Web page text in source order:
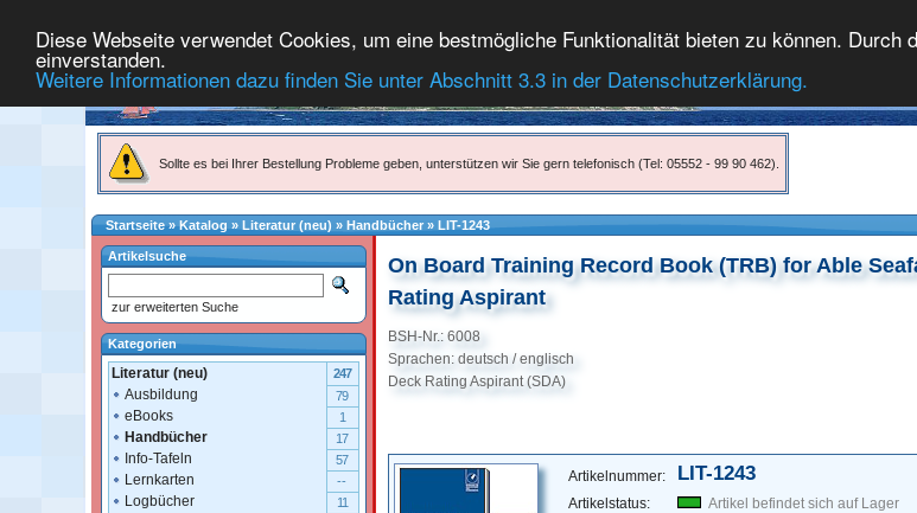
Diese Webseite verwendet Cookies, um eine bestmögliche Funktionalität bieten zu können.
einverstanden.
Weitere Informationen dazu finden Sie unter Abschnitt 3.3 in der Datenschutzerklärung.
Sollte es bei Ihrer Bestellung Probleme geben, unterstützen wir Sie gern telefonisch (Tel: 05552 - 99 90 462).
Startseite»Katalog » Literatur (neu) » Handbücher » LIT-1243
On Board Training Record Book (TRB) for Able
Rating Aspirant
BSH-Nr.: 6008
Sprachen: deutsch / englisch
Deck Rating Aspirant (SDA)
Artikelnummer: LIT-1243
Artikelstatus:
Artikel befindet sich auf Lager
Artikelsuche
zur erweiterten Suche
Kategorien
Literatur (neu) 247
Ausbildung 79
eBooks 1
Handbücher 17
Info-Tafeln 57
Lernkarten --
Logbücher 11